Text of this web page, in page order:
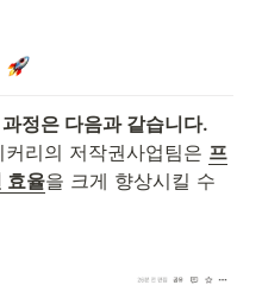
리의 저작권사업팀은 프
효율을 크게 향상시킬 수